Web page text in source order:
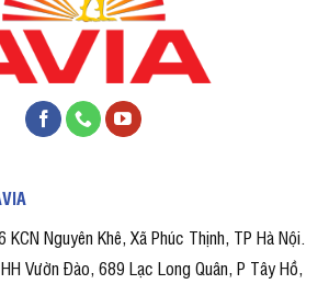
KCN Nguyên Khê, Xã Phúc Thịnh, TP Hà Nội.
Vườn Đào, 689 Lạc Long Quân, P Tây Hồ,